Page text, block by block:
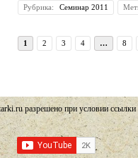
Рубрика: Семинар 2011
1 2 3 4 … 8
разрешено при условии ссылки